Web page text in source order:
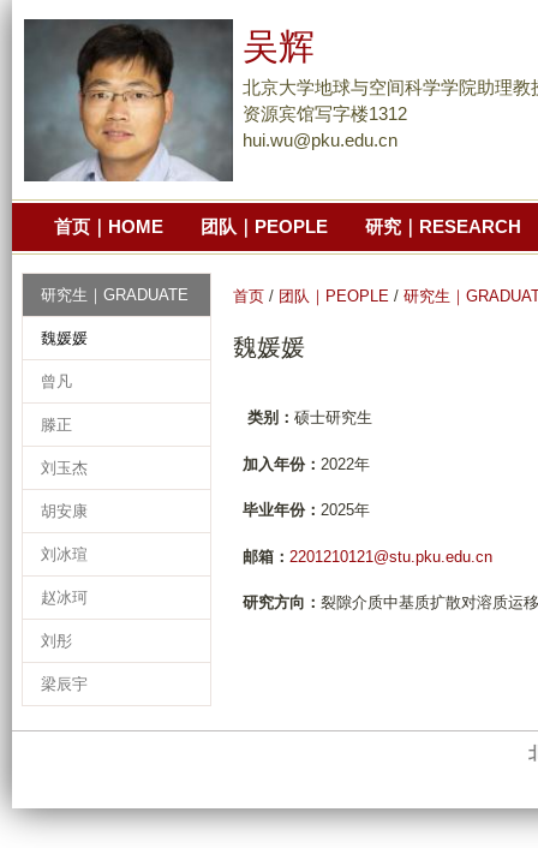
到
主
要
容
吴辉
北京大学地球与空间科学学院助理教
资源宾馆写字楼1312
hui.wu@pku.edu.cn
首页｜HOME 团队｜PEOPLE 研究｜RESEARCH
首页 / 团队｜PEOPLE / 研究生｜
魏媛媛
类别： 硕士研究生
加入年份： 2022年
毕业年份： 2025年
邮箱： 2201210121@stu.pku.edu.cn
研究方向： 裂隙介质中基质扩散对溶质运
研究生｜GRADUATE
魏媛媛
曾凡
滕正
刘玉杰
胡安康
刘冰瑄
赵冰珂
刘彤
梁辰宇